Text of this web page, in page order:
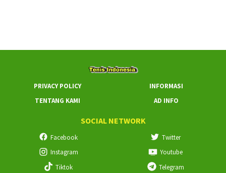
PRIVACY POLICY
INFORMASI
TENTANG KAMI
AD INFO
SOCIAL NETWORK
Facebook
Twitter
Instagram
Youtube
Tiktok
Telegram